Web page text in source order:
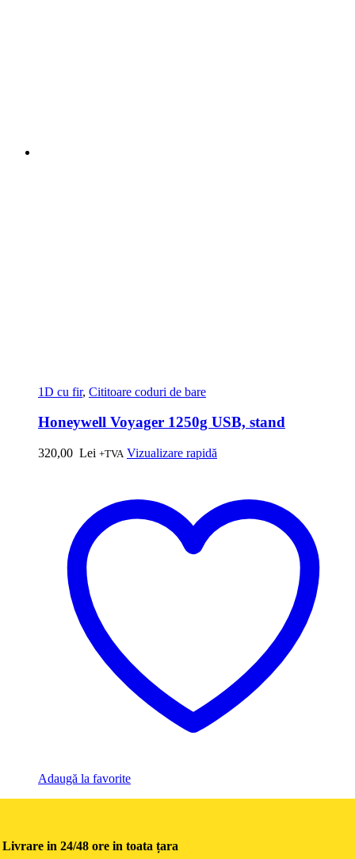
1D cu fir, Cititoare coduri de bare
Honeywell Voyager 1250g USB, stand
320,00 Lei +TVA Vizualizare rapidă
Adaugă la favorite
Livrare in 24/48 ore in toata țara